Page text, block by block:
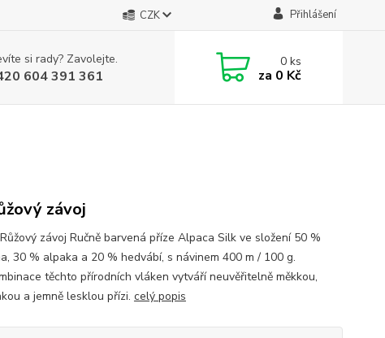
CZK Přihlášení
si rady? Zavolejte.
604 391 361
0ks
za 0 Kč
závoj
závoj Ručně barvená příze Alpaca Silk ve složení 50 %
30 % alpaka a 20 % hedvábí, s návinem 400 m / 100 g.
těchto přírodních vláken vytváří neuvěřitelně měkkou,
a jemně lesklou přízi. celý popis